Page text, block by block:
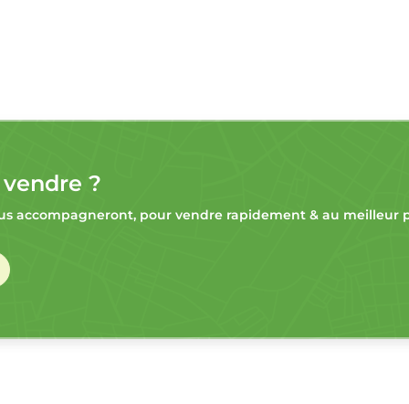
?
accompagneront, pour vendre rapidement & au meilleur